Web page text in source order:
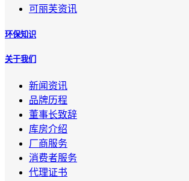
可丽芙资讯
环保知识
关于我们
新闻资讯
品牌历程
董事长致辞
库房介绍
厂商服务
消费者服务
代理证书